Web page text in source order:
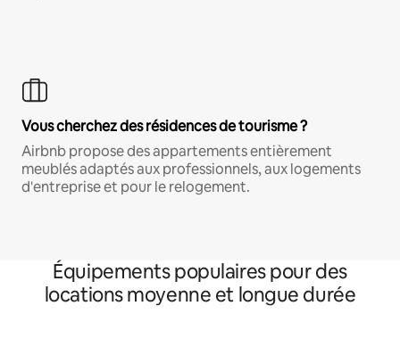
Vous cherchez des résidences de tourisme ?
Airbnb propose des appartements entièrement
meublés adaptés aux professionnels, aux logements
d'entreprise et pour le relogement.
Équipements populaires pour des
locations moyenne et longue durée